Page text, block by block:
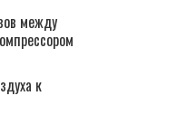
между
к